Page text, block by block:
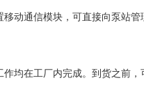
动通信模块，可直接向泵站
均在工厂内完成。到货之前